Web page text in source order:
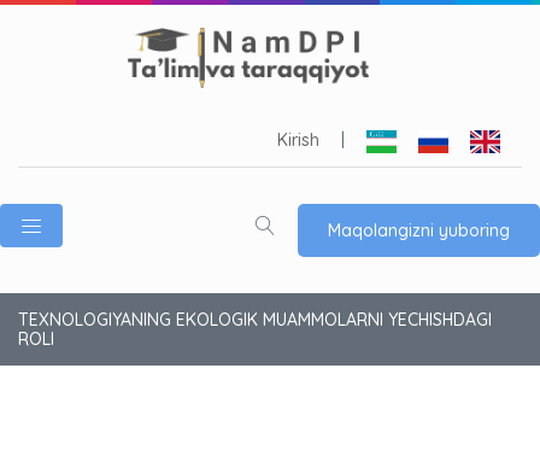
Kirish
Maqolangizni yuboring
TEXNOLOGIYANING EKOLOGIK MUAMMOLARNI YECHISHDAGI
ROLI